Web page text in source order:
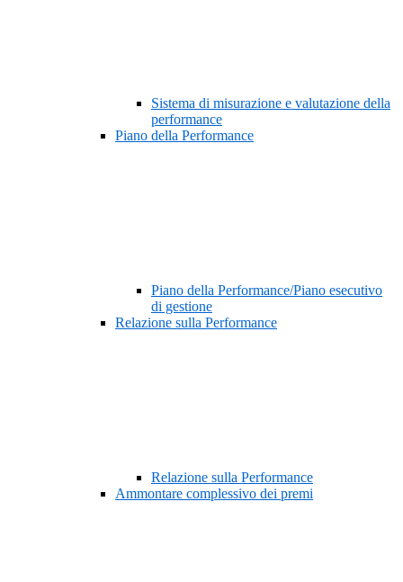
Sistema di misurazione e valutazione della
performance
Piano della Performance
Piano della Performance/Piano esecutivo
di gestione
Relazione sulla Performance
Relazione sulla Performance
Ammontare complessivo dei premi